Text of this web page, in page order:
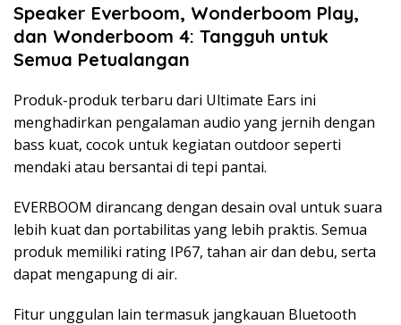
Speaker Everboom, Wonderboom Play,
dan Wonderboom 4: Tangguh untuk
Semua Petualangan
Produk-produk terbaru dari Ultimate Ears ini
menghadirkan pengalaman audio yang jernih dengan
bass kuat, cocok untuk kegiatan outdoor seperti
mendaki atau bersantai di tepi pantai.
EVERBOOM dirancang dengan desain oval untuk suara
lebih kuat dan portabilitas yang lebih praktis. Semua
produk memiliki rating IP67, tahan air dan debu, serta
dapat mengapung di air.
Fitur unggulan lain termasuk jangkauan Bluetooth